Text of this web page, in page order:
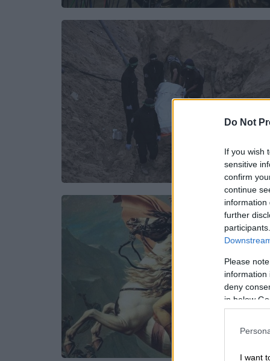
Do Not
If you wish
sensitive
confirm
continue
information
further
Please
information
deny
in below
I want